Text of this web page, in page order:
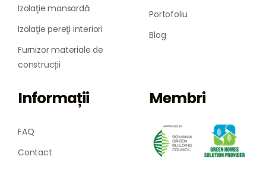
Izolaţie mansardă
Izolaţie pereţi interiori
Furnizor materiale de
construcții
Portofoliu
Blog
Informații
FAQ
Contact
Membri